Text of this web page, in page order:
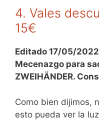
4. Vales
15€
Editado 17/05/
Mecenazgo para
ZWEIHÄNDER.
Como bien dijimos,
esto pueda ver la